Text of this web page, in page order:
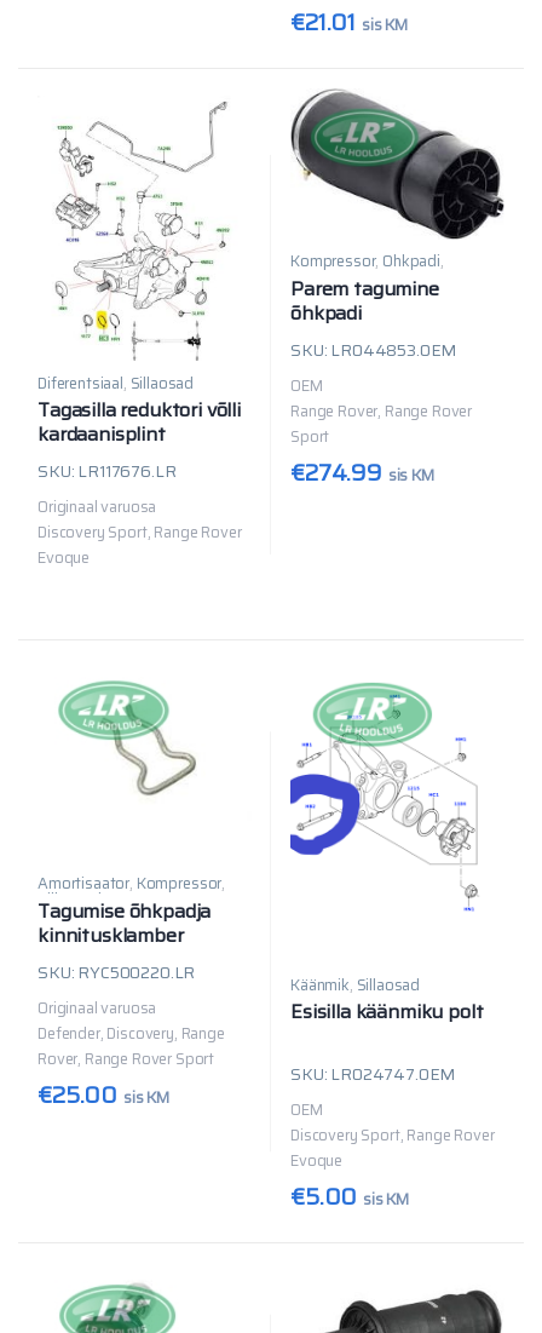
€21.01 sis KM
Diferentsiaal, Sillaosad
Tagasilla reduktori võlli
kardaanisplint
SKU: LR117676.LR
Originaal varuosa
Discovery Sport, Range Rover
Evoque
Kompressor, Õhkpadi,
Sillaosad
Parem tagumine
õhkpadi
SKU: LR044853.OEM
OEM
Range Rover, Range Rover
Sport
€274.99 sis KM
Amortisaator, Kompressor,
Sillaosad
Tagumise õhkpadja
kinnitusklamber
SKU: RYC500220.LR
Originaal varuosa
Defender, Discovery, Range
Rover, Range Rover Sport
€25.00 sis KM
Käänmik, Sillaosad
Esisilla käänmiku polt
SKU: LR024747.OEM
OEM
Discovery Sport, Range Rover
Evoque
€5.00 sis KM